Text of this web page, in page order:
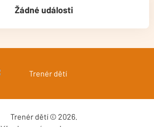
Žádné události
Trenér dětí © 2026.